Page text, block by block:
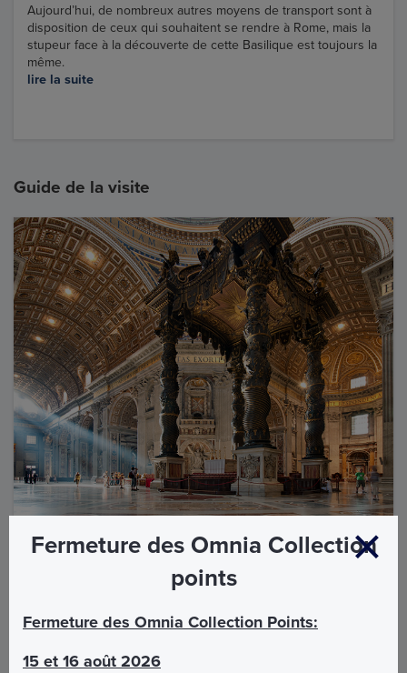
Aujourd’hui, de nombreux autres moyens de transport sont à
disposition de ceux qui souhaitent se rendre à Rome, mais la
stupeur face à la découverte de cette Basilique est toujours la
même.
lire la suite
Guide de la visite
La Basilique offre au visiteur un parcours incroyablement riche
en histoire, art et spiritualité. La moindre pierre a quelque
Et pour connaître la Basilique toute entière, il faudrait
En fonction du temps que vous voudrez ou pourrez consacrer
Fermeture des Omnia Collection
points
Fermeture des Omnia Collection Points:
15 et 16 août 2026